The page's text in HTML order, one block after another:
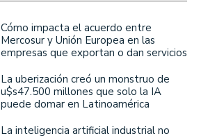
Cómo impacta el acuerdo entre
Mercosur y Unión Europea en las
empresas que exportan o dan servicios
La uberización creó un monstruo de
u$s47.500 millones que solo la IA
puede domar en Latinoamérica
La inteligencia artificial industrial no